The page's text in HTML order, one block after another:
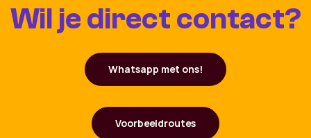
Wil je direct contact?
Whatsapp met ons!
Voorbeeldroutes